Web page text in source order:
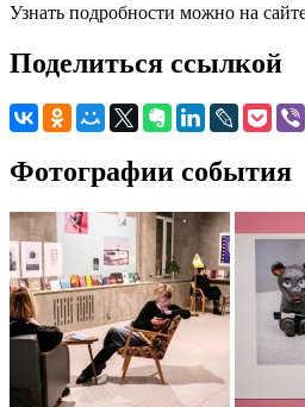
Узнать подробности можно на
Поделиться ссылкой
Фотографии события